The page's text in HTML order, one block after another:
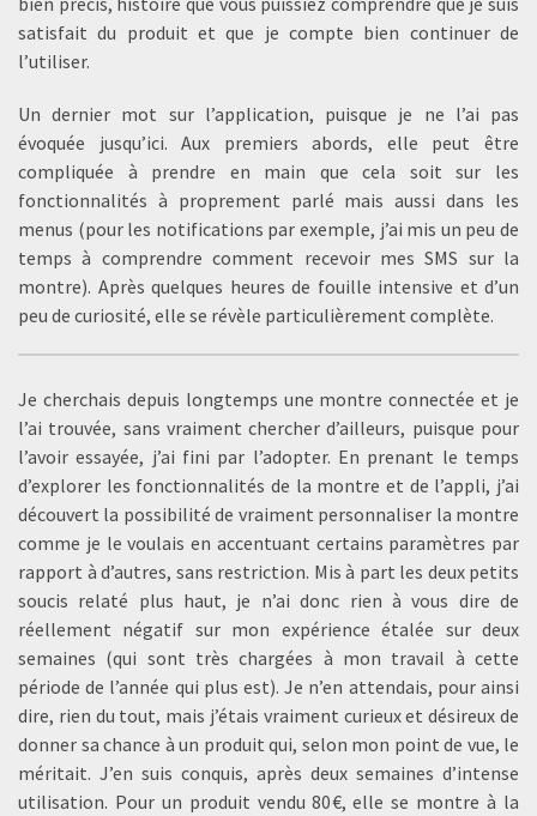
satisfait du produit et que je compte bien continuer de
l’utiliser.
Un dernier mot sur l’application, puisque je ne l’ai pas
évoquée jusqu’ici. Aux premiers abords, elle peut être
compliquée à prendre en main que cela soit sur les
fonctionnalités à proprement parlé mais aussi dans les
menus (pour les notifications par exemple, j’ai mis un peu de
temps à comprendre comment recevoir mes SMS sur la
montre). Après quelques heures de fouille intensive et d’un
peu de curiosité, elle se révèle particulièrement complète.
Je cherchais depuis longtemps une montre connectée et je
l’ai trouvée, sans vraiment chercher d’ailleurs, puisque pour
l’avoir essayée, j’ai fini par l’adopter. En prenant le temps
d’explorer les fonctionnalités de la montre et de l’appli, j’ai
découvert la possibilité de vraiment personnaliser la montre
comme je le voulais en accentuant certains paramètres par
rapport à d’autres, sans restriction. Mis à part les deux petits
soucis relaté plus haut, je n’ai donc rien à vous dire de
réellement négatif sur mon expérience étalée sur deux
semaines (qui sont très chargées à mon travail à cette
période de l’année qui plus est). Je n’en attendais, pour ainsi
dire, rien du tout, mais j’étais vraiment curieux et désireux de
donner sa chance à un produit qui, selon mon point de vue, le
méritait. J’en suis conquis, après deux semaines d’intense
utilisation. Pour un produit vendu 80€, elle se montre à la